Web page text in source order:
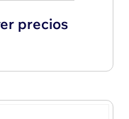
precios